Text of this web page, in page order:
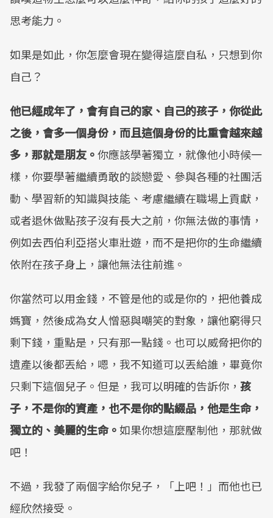
思考能力。
如果是如此，你怎麼會現在變得這麼自私，只想到你
自己？
他已經成年了，會有自己的家、自己的孩子，你從此
之後，會多一個身份，而且這個身份的比重會越來越
多，那就是朋友。你應該學著獨立，就像他小時候一
樣，你要學著繼續勇敢的談戀愛、參與各種的社團活
動、學習新的知識與技能、考慮繼續在職場上貢獻，
或者退休做點孩子沒有長大之前，你無法做的事情，
例如去西伯利亞搭火車壯遊，而不是把你的生命繼續
依附在孩子身上，讓他無法往前進。
你當然可以用金錢，不管是他的或是你的，把他養成
媽寶，然後成為女人憎惡與嘲笑的對象，讓他窮得只
剩下錢，重點是，只有那一點錢。也可以威脅把你的
遺產以後都丟給，嗯，我不知道可以丟給誰，畢竟你
只剩下這個兒子。但是，我可以明確的告訴你， 孩
子，不是你的資產，也不是你的點綴品，他是生命，
獨立的、美麗的生命。如果你想這麼壓制他，那就做
吧！
不過，我發了兩個字給你兒子，「上吧！」而他也已
經欣然接受。